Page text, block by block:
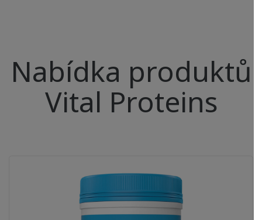
Nabídka produktů
Vital Proteins